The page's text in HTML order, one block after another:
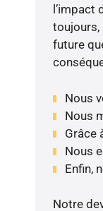
l’impact
toujours,
future
Nous
Nous
Grâce
Nous
Enfin,
Notre